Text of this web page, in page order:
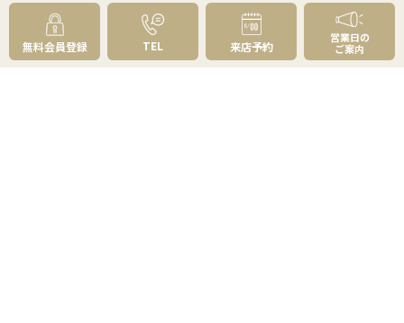
お知らせ
採用情報
来店予約
お問い合わせ
無料会員登録 TEL 来店予約
営業日の
ご案内